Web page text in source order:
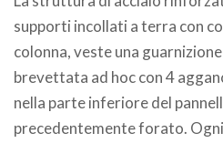
supporti incollati a terra con
colonna, veste una
brevettata ad hoc con 4
nella parte inferiore del
precedentemente forato.